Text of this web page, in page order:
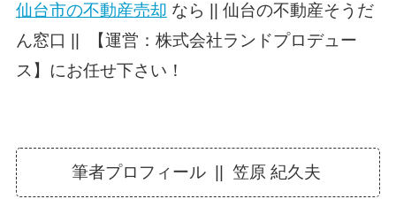
仙台市の不動産売却 なら || 仙台の不動産そうだ
ん窓口 || 【運営：株式会社ランドプロデュー
ス】にお任せ下さい！
筆者プロフィール || 笠原 紀久夫